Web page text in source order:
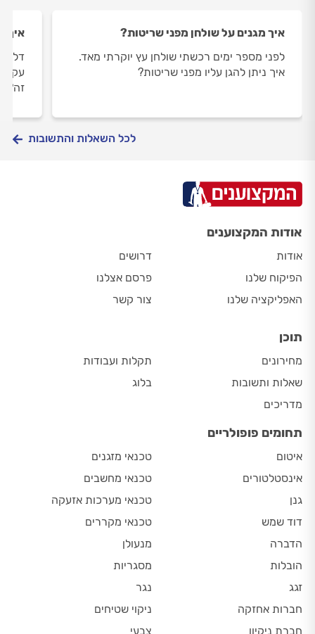
איך מגנים על שולחן מפני שריטות?
לפני מספר ימים רכשתי שולחן עץ יוקרתי מאד.
איך ניתן להגן עליו מפני שריטות?
איך
דלת
זה?
לכל השאלות והתשובות
אודות המקצוענים
אודות
הפיקוח שלנו
האפליקציה שלנו
דרושים
פרסם אצלנו
צור קשר
תוכן
מחירונים
שאלות ותשובות
מדריכים
תקלות ועבודות
בלוג
תחומים פופולריים
איטום
אינסטלטורים
גנן
דוד שמש
הדברה
הובלות
זגג
חברות אחזקה
חברת ניקיון
טכנאי מזגנים
טכנאי מחשבים
טכנאי מערכות אזעקה
טכנאי מקררים
מנעולן
מסגריות
נגר
ניקוי שטיחים
צבעי